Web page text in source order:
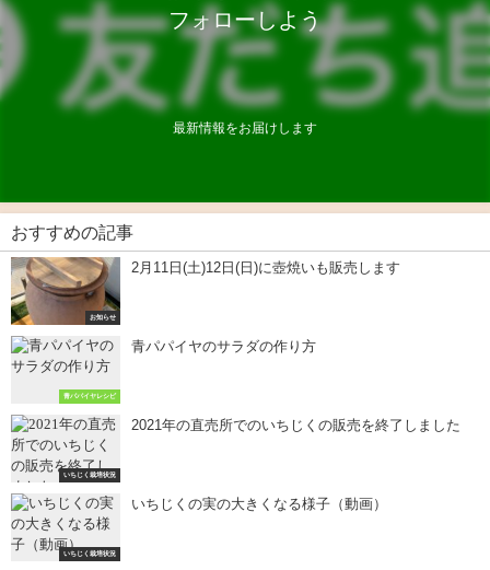
フォローしよう
最新情報をお届けします
おすすめの記事
お知らせ
2月11日(土)12日(日)に壺焼いも販売します
青パパイヤレシピ
青パパイヤのサラダの作り方
いちじく栽培状況
2021年の直売所でのいちじくの販売を終了しました
いちじく栽培状況
いちじくの実の大きくなる様子（動画）